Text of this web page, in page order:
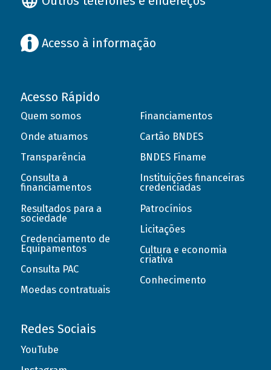
Acesso à informação
Acesso Rápido
Quem somos
Onde atuamos
Transparência
Consulta a
financiamentos
Resultados para a
sociedade
Credenciamento de
Equipamentos
Consulta PAC
Moedas contratuais
Financiamentos
Cartão BNDES
BNDES Finame
Instituições financeiras
credenciadas
Patrocínios
Licitações
Cultura e economia
criativa
Conhecimento
Redes Sociais
YouTube